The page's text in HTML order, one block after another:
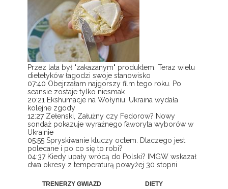
Przez lata był "zakazanym" produktem. Teraz wielu
dietetyków łagodzi swoje stanowisko
07:40 Obejrzałam najgorszy film tego roku. Po
seansie zostaje tylko niesmak
20:21 Ekshumacje na Wołyniu. Ukraina wydała
kolejne zgody
12:27 Zełenski, Załużny czy Fedorow? Nowy
sondaż pokazuje wyraźnego faworyta wyborów w
Ukrainie
05:55 Spryskiwanie kluczy octem. Dlaczego jest
polecane i po co się to robi?
04:37 Kiedy upały wrócą do Polski? IMGW wskazał
dwa okresy z temperaturą powyżej 30 stopni
TRENERZY GWIAZD DIETY